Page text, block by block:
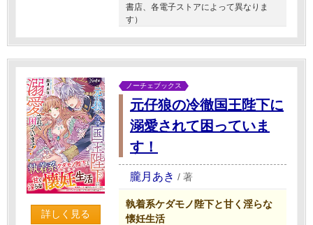
書店、各電子ストアによって異なりま
す）
詳しく見る
ノーチェブックス
元仔狼の冷徹国王陛下に
溺愛されて困っていま
す！
朧月あき / 著
執着系ケダモノ陛下と甘く淫らな
懐妊生活